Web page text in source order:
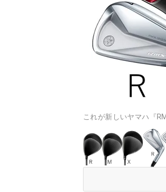
これが新しいヤマハ『